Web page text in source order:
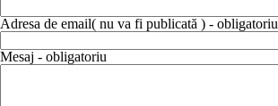
Adresa de email( nu va fi publicată ) - obligatoriu
Mesaj - obligatoriu